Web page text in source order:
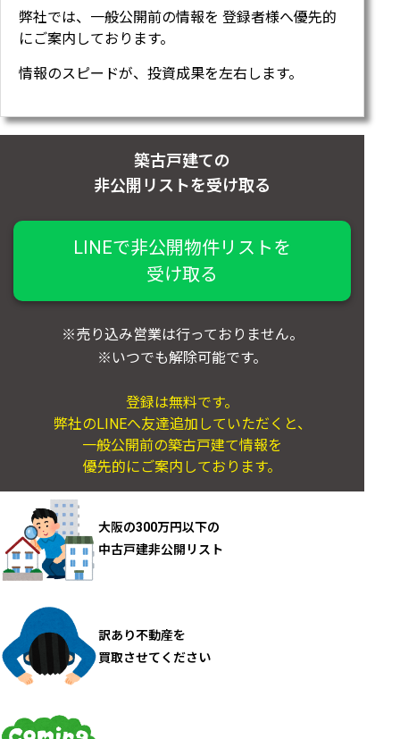
弊社では、一般公開前の情報を 登録者様へ優先的
にご案内しております。
情報のスピードが、投資成果を左右します。
築古戸建ての
非公開リストを受け取る
LINEで非公開物件リストを
受け取る
※売り込み営業は行っておりません。
※いつでも解除可能です。
登録は無料です。
弊社のLINEへ友達追加していただくと、
一般公開前の築古戸建て情報を
優先的にご案内しております。
大阪の300万円以下の
中古戸建非公開リスト
訳あり不動産を
買取させてください